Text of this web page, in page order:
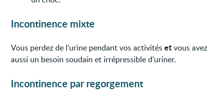
Incontinence mixte
Vous perdez de l'urine pendant vos activitésetvous avez
aussi un besoin soudain et irrépressible d'uriner.
Incontinence par regorgement